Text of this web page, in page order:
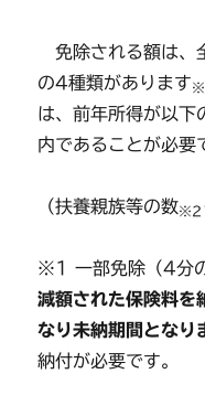
免除される額は、
の4種類があります
は、前年所得が以下
内であることが必要
（扶養親族等の数※2
※1 一部免除（4分
減額された保険料を
なり未納期間となり
納付が必要です。